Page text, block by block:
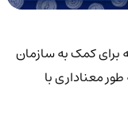
کمک به سازمان
معناداری با